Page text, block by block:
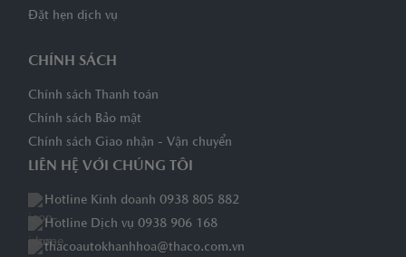
Đặt hẹn dịch vụ
CHÍNH SÁCH
Chính sách Thanh toán
Chính sách Bảo mật
Chính sách Giao nhận - Vận chuyển
LIÊN HỆ VỚI CHÚNG TÔI
Hotline Kinh doanh 0938 805 882
Hotline Dịch vụ 0938 906 168
thacoautokhanhhoa@thaco.com.vn